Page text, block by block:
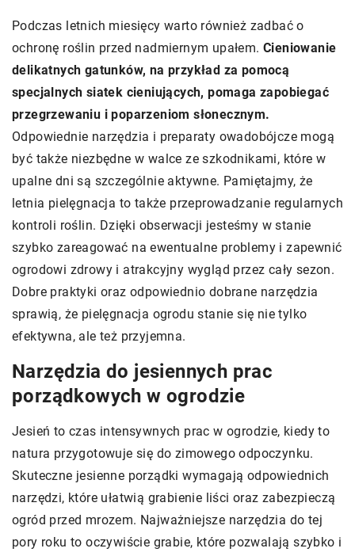
Podczas letnich miesięcy warto również zadbać o
ochronę roślin przed nadmiernym upałem. Cieniowanie
delikatnych gatunków, na przykład za pomocą
specjalnych siatek cieniujących, pomaga zapobiegać
przegrzewaniu i poparzeniom słonecznym.
Odpowiednie narzędzia i preparaty owadobójcze mogą
być także niezbędne w walce ze szkodnikami, które w
upalne dni są szczególnie aktywne. Pamiętajmy, że
letnia pielęgnacja to także przeprowadzanie regularnych
kontroli roślin. Dzięki obserwacji jesteśmy w stanie
szybko zareagować na ewentualne problemy i zapewnić
ogrodowi zdrowy i atrakcyjny wygląd przez cały sezon.
Dobre praktyki oraz odpowiednio dobrane narzędzia
sprawią, że pielęgnacja ogrodu stanie się nie tylko
efektywna, ale też przyjemna.
Narzędzia do jesiennych prac
porządkowych w ogrodzie
Jesień to czas intensywnych prac w ogrodzie, kiedy to
natura przygotowuje się do zimowego odpoczynku.
Skuteczne jesienne porządki wymagają odpowiednich
narzędzi, które ułatwią grabienie liści oraz zabezpieczą
ogród przed mrozem. Najważniejsze narzędzia do tej
pory roku to oczywiście grabie, które pozwalają szybko i